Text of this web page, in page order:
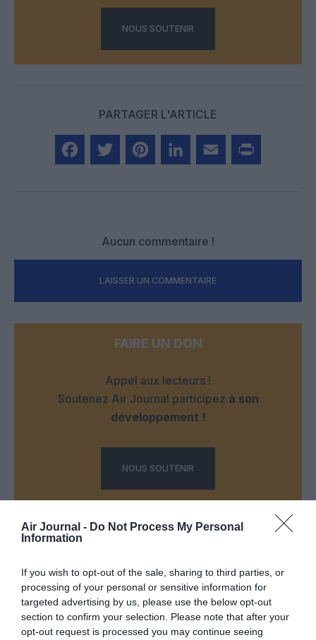
Air Journal - Do Not Process My Personal
Information
If you wish to opt-out of the sale, sharing to third parties, or
processing of your personal or sensitive information for
targeted advertising by us, please use the below opt-out
section to confirm your selection. Please note that after your
opt-out request is processed you may continue seeing
NOUS SOUTENIR
PARTAGER L'ARTICLE
Aucun commentaire !
LAISSER UN COMMENTAIRE
FAIRE UN DON
Appel aux lecteurs !
Soutenez Air Journal participez à son
développement !
NOUS SOUTENIR
DERNIERS COMMENTAIRES